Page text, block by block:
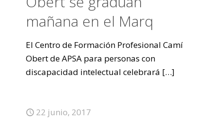
mañana en el Marq
El Centro de Formación Profesional Camí
Obert de APSA para personas con
discapacidad intelectual celebrará […]
22 junio, 2017